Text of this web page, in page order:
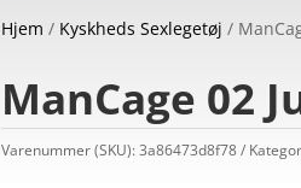
Hjem / Kyskheds Sexlegetøj /
ManCage 02
Varenummer (SKU):3a86473d8f78